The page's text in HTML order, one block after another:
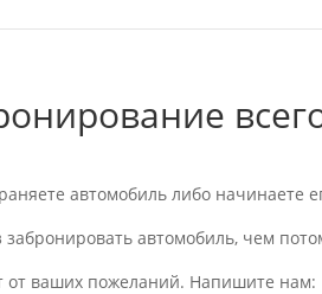
автомобиль либо начинаете
автомобиль, чем
от ваших пожеланий. Напишите нам: